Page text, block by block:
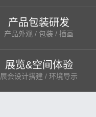
产品包装研发
产品外观 / 包装 / 插画
展览&空间体验
展会设计搭建 / 环境导示